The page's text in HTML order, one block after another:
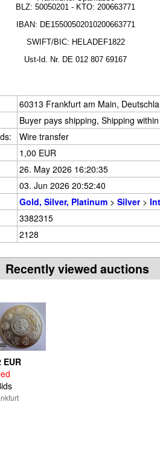
BLZ: 50050201 - KTO: 200663771
IBAN: DE15500502010200663771
SWIFT/BIC: HELADEF1822
Ust-Id. Nr. DE 012 807 69167
60313 Frankfurt am Main,
Buyer pays shipping, Shipping
Wire transfer
1,00 EUR
26. May 2026 16:20:35
03. Jun 2026 20:52:40
Gold, Silver, Platinum > Silver>
3382315
2128
Recently viewed auctions
EUR